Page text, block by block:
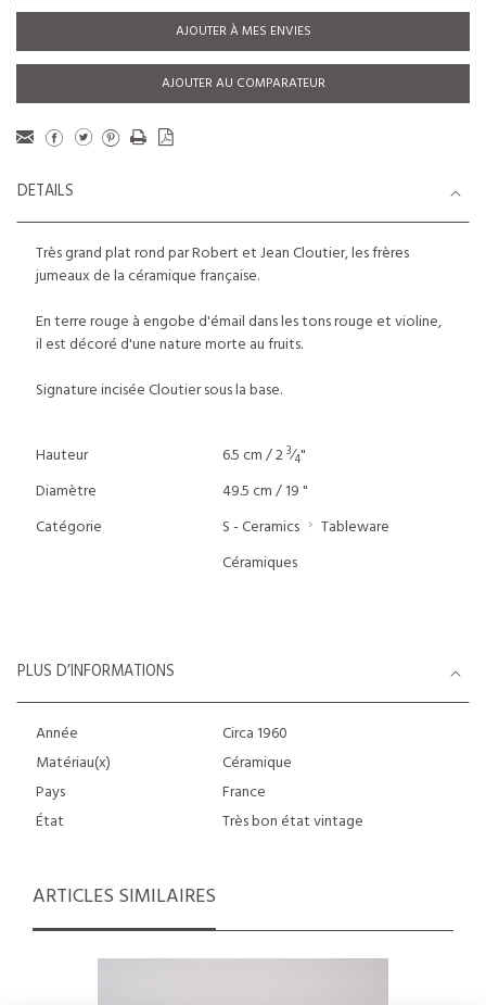
AJOUTER À MES ENVIES
AJOUTER AU COMPARATEUR
DETAILS
Très grand plat rond par Robert et Jean Cloutier, les frères
jumeaux de la céramique française.
En terre rouge à engobe d'émail dans les tons rouge et violine,
il est décoré d'une nature morte au fruits.
Signature incisée Cloutier sous la base.
Hauteur 6.5 cm / 23⁄4"
Diamètre
49.5 cm / 19 "
Catégorie
S - Ceramics
Tableware
Céramiques
PLUS D’INFORMATIONS
Année
Circa 1960
Matériau(x)
Céramique
Pays
France
État
Très bon état vintage
ARTICLES SIMILAIRES